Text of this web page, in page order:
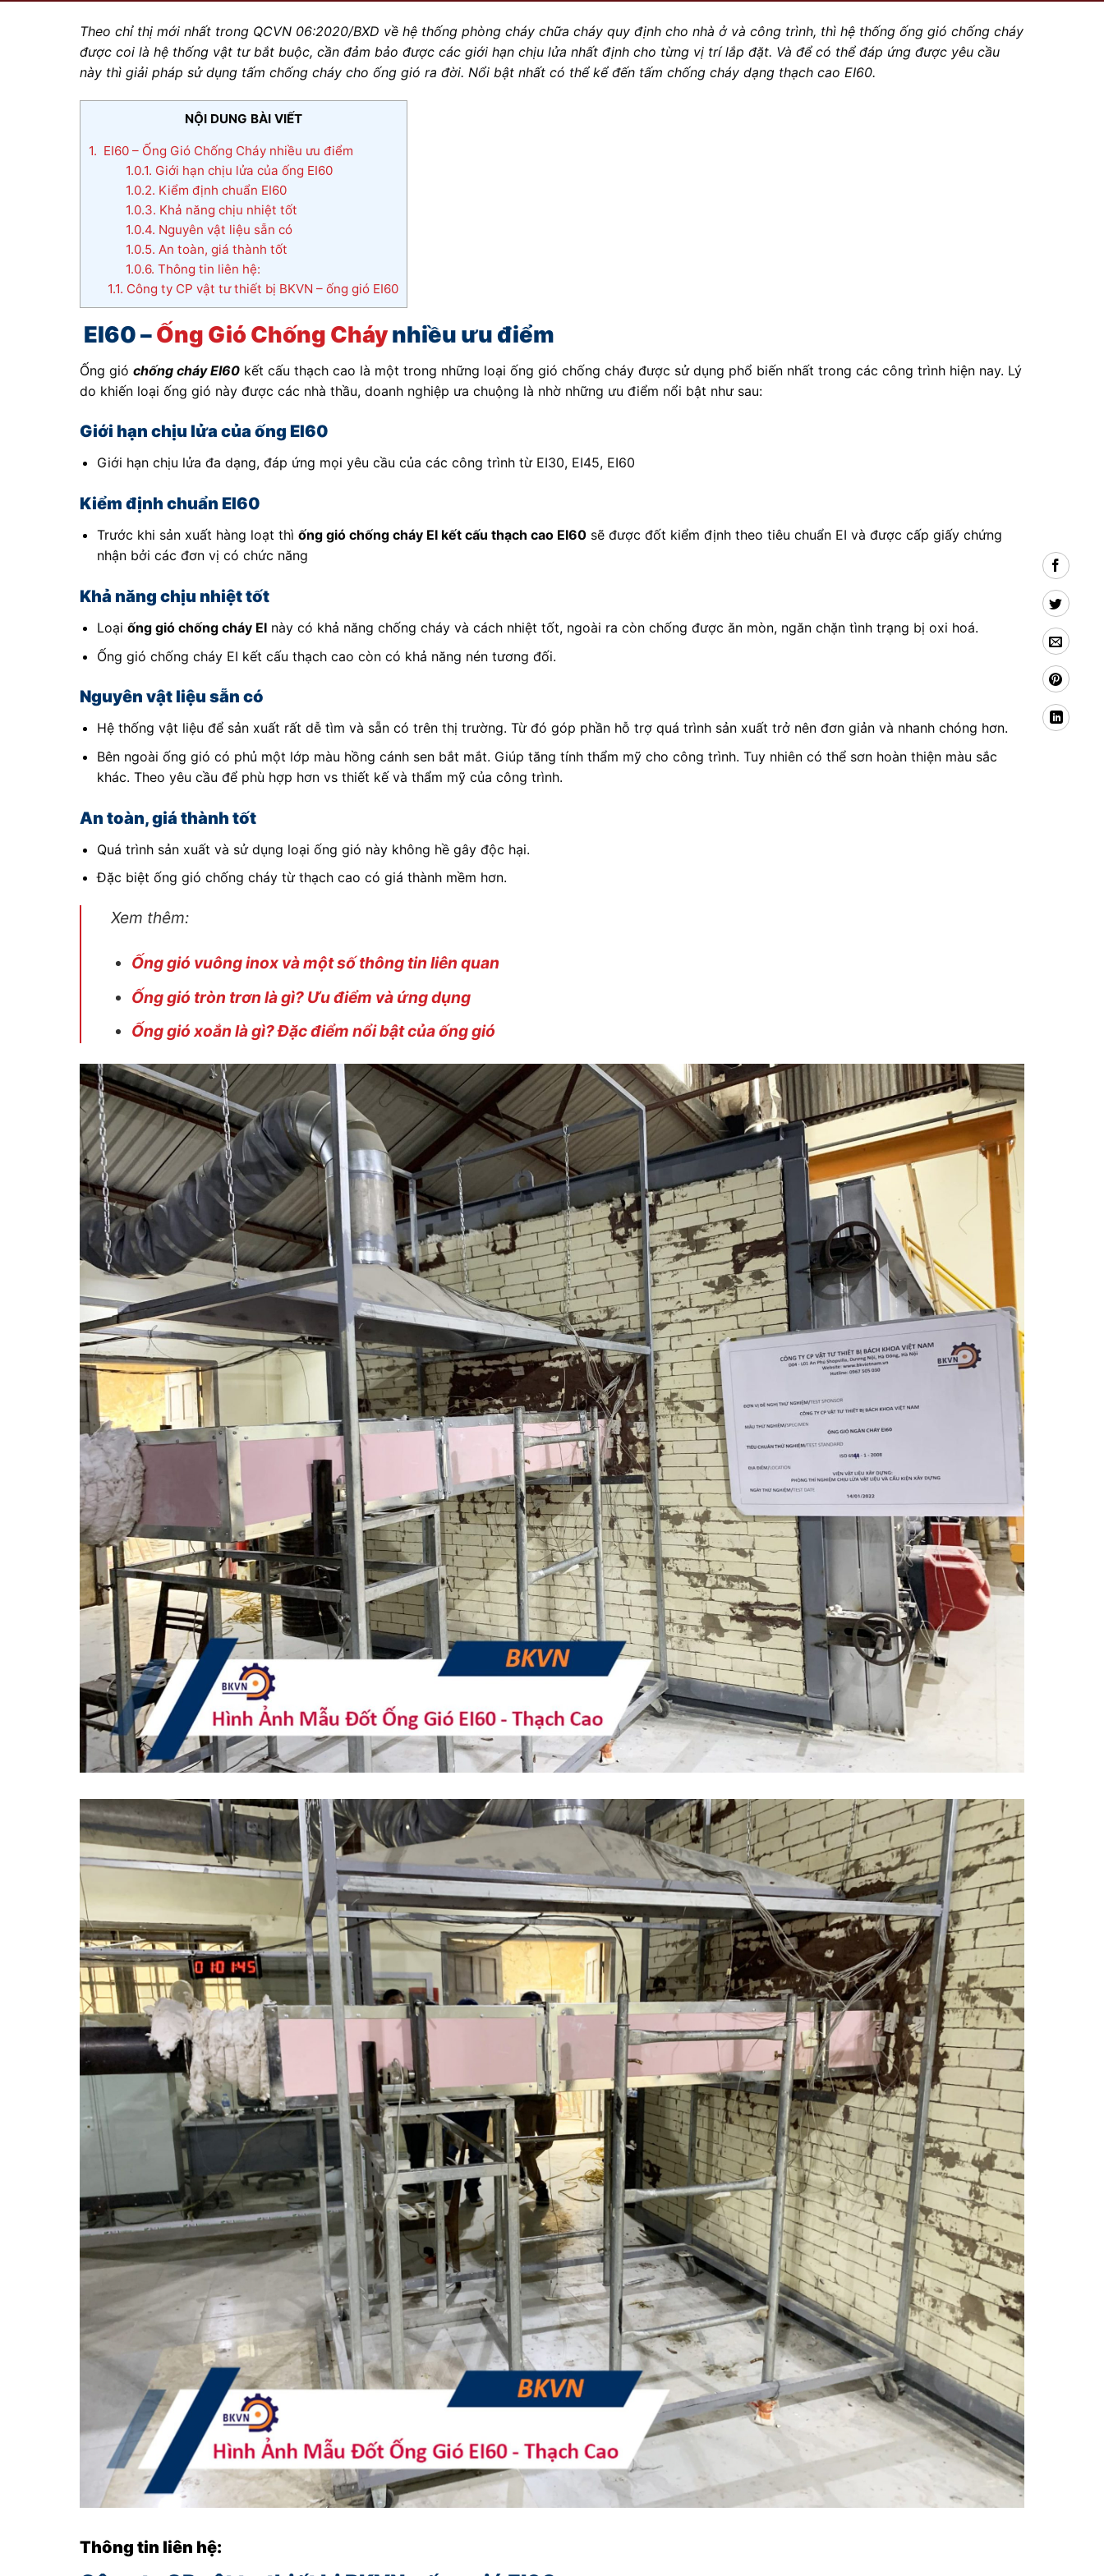
Theo chỉ thị mới nhất trong QCVN 06:2020/BXD về hệ thống phòng cháy chữa cháy quy định cho nhà ở và công trình, thì hệ thống ống gió chống cháy
được coi là hệ thống vật tư bắt buộc, cần đảm bảo được các giới hạn chịu lửa nhất định cho từng vị trí lắp đặt. Và để có thể đáp ứng được yêu cầu
này thì giải pháp sử dụng tấm chống cháy cho ống gió ra đời. Nổi bật nhất có thể kể đến tấm chống cháy dạng thạch cao EI60.
NỘI DUNG BÀI VIẾT
1. EI60 – Ống Gió Chống Cháy nhiều ưu điểm
1.0.1. Giới hạn chịu lửa của ống EI60
1.0.2. Kiểm định chuẩn EI60
1.0.3. Khả năng chịu nhiệt tốt
1.0.4. Nguyên vật liệu sẵn có
1.0.5. An toàn, giá thành tốt
1.0.6. Thông tin liên hệ:
1.1. Công ty CP vật tư thiết bị BKVN – ống gió EI60
EI60 –Ống Gió Chống Cháynhiều ưu điểm
Ống gió chống cháy EI60kết cấu thạch cao là một trong những loại ống gió chống cháy được sử dụng phổ biến nhất trong các công trình hiện nay. Lý
do khiến loại ống gió này được các nhà thầu, doanh nghiệp ưa chuộng là nhờ những ưu điểm nổi bật như sau:
Giới hạn chịu lửa của ống EI60
Giới hạn chịu lửa đa dạng, đáp ứng mọi yêu cầu của các công trình từ EI30, EI45, EI60
Kiểm định chuẩn EI60
Trước khi sản xuất hàng loạt thì ống gió chống cháy EI kết cấu thạch cao EI60sẽ được đốt kiểm định theo tiêu chuẩn EI và được cấp giấy chứng
nhận bởi các đơn vị có chức năng
Khả năng chịu nhiệt tốt
Loại ống gió chống cháy EInày có khả năng chống cháy và cách nhiệt tốt, ngoài ra còn chống được ăn mòn, ngăn chặn tình trạng bị oxi hoá.
Ống gió chống cháy EI kết cấu thạch cao còn có khả năng nén tương đối.
Nguyên vật liệu sẵn có
Hệ thống vật liệu để sản xuất rất dễ tìm và sẵn có trên thị trường. Từ đó góp phần hỗ trợ quá trình sản xuất trở nên đơn giản và nhanh chóng hơn.
Bên ngoài ống gió có phủ một lớp màu hồng cánh sen bắt mắt. Giúp tăng tính thẩm mỹ cho công trình. Tuy nhiên có thể sơn hoàn thiện màu sắc
khác. Theo yêu cầu để phù hợp hơn vs thiết kế và thẩm mỹ của công trình.
An toàn, giá thành tốt
Quá trình sản xuất và sử dụng loại ống gió này không hề gây độc hại.
Đặc biệt ống gió chống cháy từ thạch cao có giá thành mềm hơn.
Xem thêm:
Ống gió vuông inox và một số thông tin liên quan
Ống gió tròn trơn là gì? Ưu điểm và ứng dụng
Ống gió xoắn là gì? Đặc điểm nổi bật của ống gió
Thông tin liên hệ: